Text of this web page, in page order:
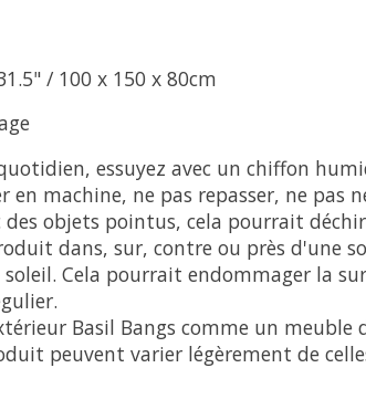
/ 100 x 150 x 80cm
essuyez avec un chiffon
en machine, ne pas repasser, ne pas
des objets pointus, cela pourrait
dans, sur, contre ou près d'une
Cela pourrait endommager la
Basil Bangs comme un
peuvent varier légèrement de